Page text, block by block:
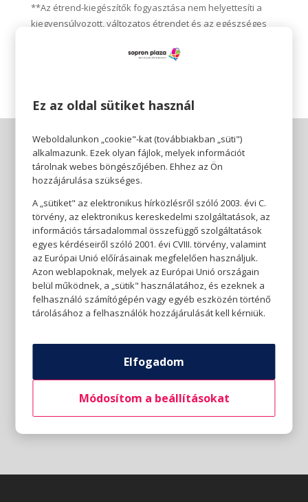
**Az étrend-kiegészítők fogyasztása nem helyettesíti a
kiegyensúlyozott, változatos étrendet és az egészséges
Ez az oldal sütiket használ
Weboldalunkon „cookie"-kat (továbbiakban „süti")
alkalmazunk. Ezek olyan fájlok, melyek információt
tárolnak webes böngészőjében. Ehhez az Ön
hozzájárulása szükséges.
A „sütiket" az elektronikus hírközlésről szóló 2003. évi C.
törvény, az elektronikus kereskedelmi szolgáltatások, az
információs társadalommal összefüggő szolgáltatások
egyes kérdéseiről szóló 2001. évi CVIII. törvény, valamint
az Európai Unió előírásainak megfelelően használjuk.
Azon weblapoknak, melyek az Európai Unió országain
belül működnek, a „sütik" használatához, és ezeknek a
felhasználó számítógépén vagy egyéb eszközén történő
tárolásához a felhasználók hozzájárulását kell kérniük.
Elfogadom
Módosítom a beállításokat